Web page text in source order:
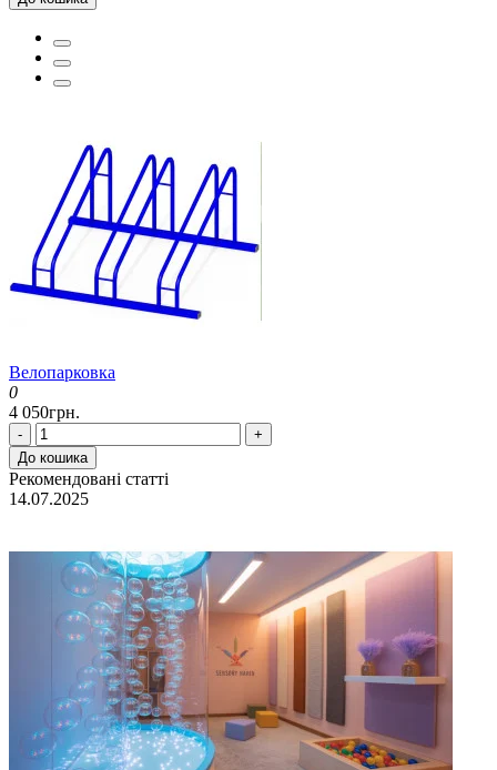
Велопарковка
0
4 050грн.
-
+
До кошика
Рекомендовані статті
14.07.2025